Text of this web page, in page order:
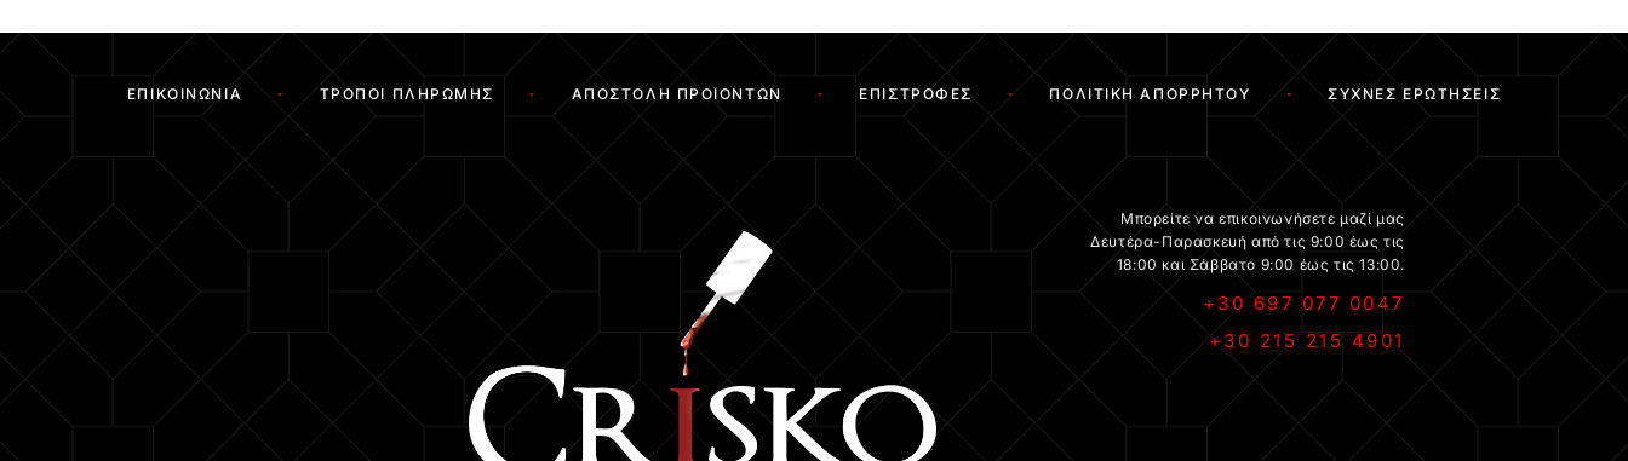
ΕΠΙΚΟΙΝΩΝΊΑ ΤΡΌΠΟΙ ΠΛΗΡΩΜΉΣ ΑΠΟΣΤΟΛΉ ΠΡΟΪΌΝΤΩΝ ΕΠΙΣΤΡΟΦΈΣ ΠΟΛΙΤΙΚΉ ΑΠΟΡΡΉΤΟΥ ΣΥΧΝΈΣ ΕΡΩΤΉΣΕΙΣ
Μπορείτε να επικοινωνήσετε μαζί μας
Δευτέρα-Παρασκευή από τις 9:00 έως τις
18:00 και Σάββατο 9:00 έως τις 13:00.
+30 697 077 0047
+30 215 215 4901